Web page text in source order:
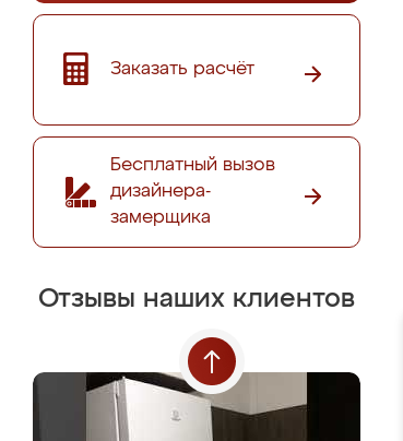
Заказать расчёт
Бесплатный вызов
дизайнера-
замерщика
Отзывы наших клиентов